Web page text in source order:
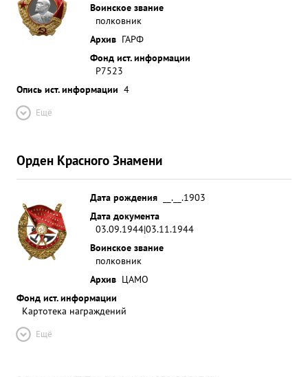
Воинское звание
полковник
Архив ГАРФ
Фонд ист. информации
Р7523
Опись ист. информации 4
Ещё
Орден Красного Знамени
Дата рождения
__.__.1903
Дата документа
03.09.1944|03.11.1944
Воинское звание
полковник
Архив ЦАМО
Фонд ист. информации
Картотека награждений
Ещё